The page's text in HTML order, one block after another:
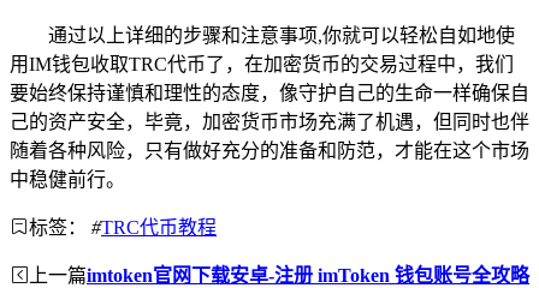
通过以上详细的步骤和注意事项,你就可以轻松自如地使
用IM钱包收取TRC代币了，在加密货币的交易过程中，我们
要始终保持谨慎和理性的态度，像守护自己的生命一样确保自
己的资产安全，毕竟，加密货币市场充满了机遇，但同时也伴
随着各种风险，只有做好充分的准备和防范，才能在这个市场
中稳健前行。
标签： #TRC代币教程
上一篇imtoken官网下载安卓-注册 imToken 钱包账号全攻略